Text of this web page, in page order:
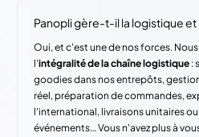
Panopli gère-t-il la logistique et
Oui, et c'est une de nos forces.
l'intégralité de la chaîne logistique :
goodies dans nos entrepôts,
réel, préparation de commandes,
l'international, livraisons unitaires ou
événements… Vous n'avez plus à